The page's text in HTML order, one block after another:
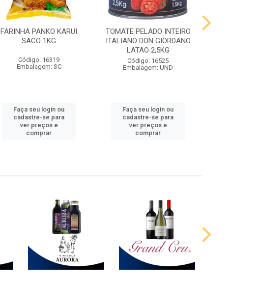
FARINHA PANKO KARUI
SACO 1KG
Código: 16319
Embalagem: SC
Faça seu login ou
cadastre-se para
ver preços e
comprar
TOMATE PELADO INTEIRO
ITALIANO DON GIORDANO
LATAO 2,5KG
Código: 16525
Embalagem: UND
Faça seu login ou
cadastre-se para
ver preços e
comprar